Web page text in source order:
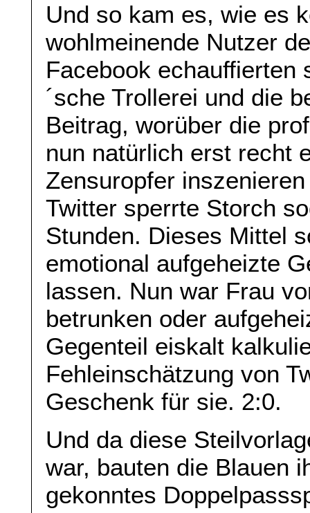
Und so kam es, wie es
wohlmeinende Nutzer
Facebook echauffierten
´sche Trollerei und die
Beitrag, worüber die
nun natürlich erst recht
Zensuropfer
Twitter sperrte Storch
Stunden. Dieses Mittel
emotional aufgeheizte
lassen. Nun war Frau
betrunken oder
Gegenteil eiskalt
Fehleinschätzung von
Geschenk für sie. 2:0.
Und da diese
war, bauten die Blauen
gekonntes